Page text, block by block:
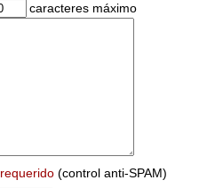
caracteres máximo
requerido (control anti-SPAM)